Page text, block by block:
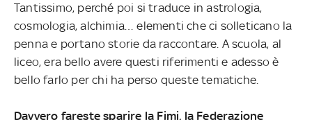
Tantissimo, perché poi si traduce in astrologia,
cosmologia, alchimia… elementi che ci solleticano la
penna e portano storie da raccontare. A scuola, al
liceo, era bello avere questi riferimenti e adesso è
bello farlo per chi ha perso queste tematiche.
Davvero fareste sparire la Fimi, la Federazione